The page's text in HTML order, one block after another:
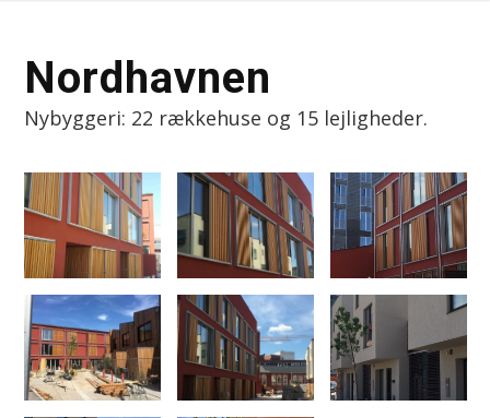
Nordhavnen
Nybyggeri: 22 rækkehuse og 15 lejligheder.